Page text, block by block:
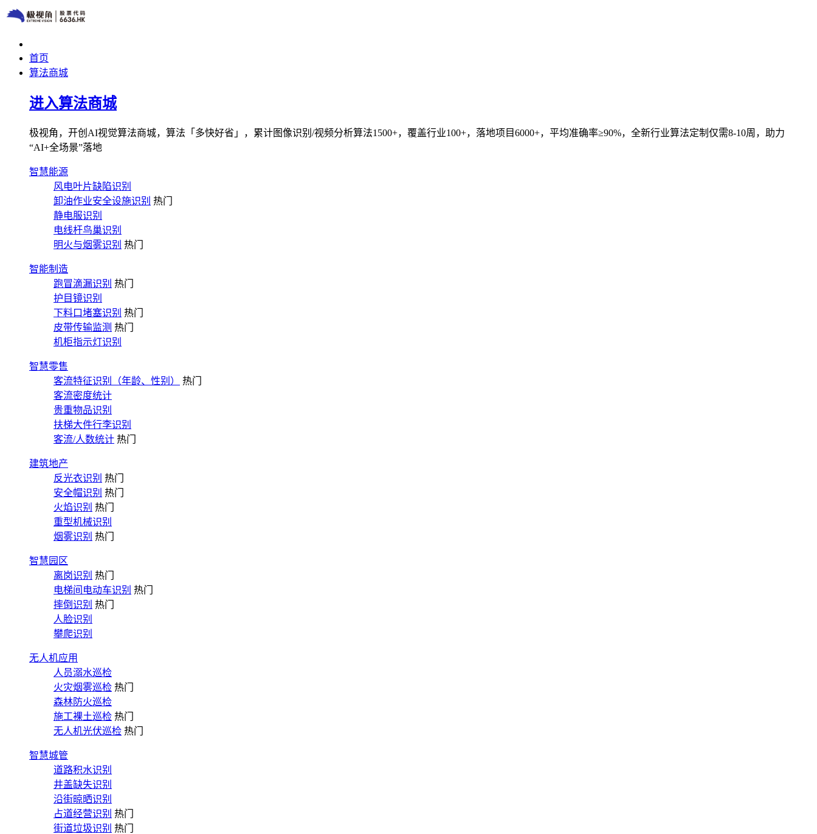
首页
算法商城
进入算法商城
极视角，开创AI视觉算法商城，算法「多快好省」，累计图像识别/视频分析算法1500+，覆盖行业100+，落地项目6000+，平均准确率≥90%，全新行业算法定制仅需8-10周，助力
“AI+全场景”落地
智慧能源
风电叶片缺陷识别
卸油作业安全设施识别 热门
静电服识别
电线杆鸟巢识别
明火与烟雾识别 热门
智能制造
跑冒滴漏识别 热门
护目镜识别
下料口堵塞识别 热门
皮带传输监测 热门
机柜指示灯识别
智慧零售
客流特征识别（年龄、性别）
热门
客流密度统计
贵重物品识别
扶梯大件行李识别
客流/人数统计 热门
建筑地产
反光衣识别 热门
安全帽识别 热门
火焰识别 热门
重型机械识别
烟雾识别 热门
智慧园区
离岗识别 热门
电梯间电动车识别 热门
摔倒识别 热门
人脸识别
攀爬识别
无人机应用
人员溺水巡检
火灾烟雾巡检 热门
森林防火巡检
施工裸土巡检 热门
无人机光伏巡检 热门
智慧城管
道路积水识别
井盖缺失识别
沿街晾晒识别
占道经营识别 热门
街道垃圾识别 热门